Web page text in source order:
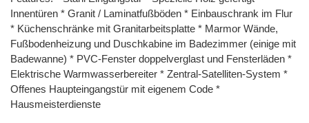
Innentüren * Granit / Laminatfußböden * Einbauschrank im Flur
* Küchenschränke mit Granitarbeitsplatte * Marmor Wände,
Fußbodenheizung und Duschkabine im Badezimmer (einige mit
Badewanne) * PVC-Fenster doppelverglast und Fensterläden *
Elektrische Warmwasserbereiter * Zentral-Satelliten-System *
Offenes Haupteingangstür mit eigenem Code *
Hausmeisterdienste